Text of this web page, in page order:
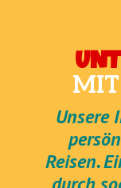
Unsere
Reisen.